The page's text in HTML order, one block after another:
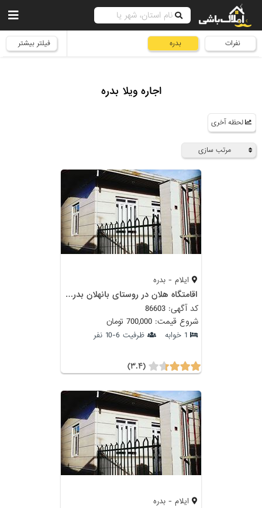
نفرات بدره فیلتر بیشتر
اجاره ویلا بدره
لحظه آخری
مرتب سازی
ایلام - بدره
اقامتگاه هلان در روستای بانهلان بدره ایلام
کد آگهی: 86603
شروع قیمت: 700,000 تومان
1 خوابه ظرفیت 6-10 نفر
(۳.۴)
ایلام - بدره